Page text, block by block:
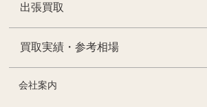
出張買取
買取実績・参考相場
会社案内